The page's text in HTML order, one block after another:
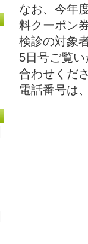
なお、今年
料クーポン
検診の対象
5日号ご覧
合わせくだ
電話番号は